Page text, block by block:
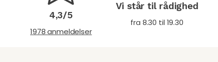
4,3/5
1978 anmeldelser
Vi står til rådighed
fra 8.30 til 19.30